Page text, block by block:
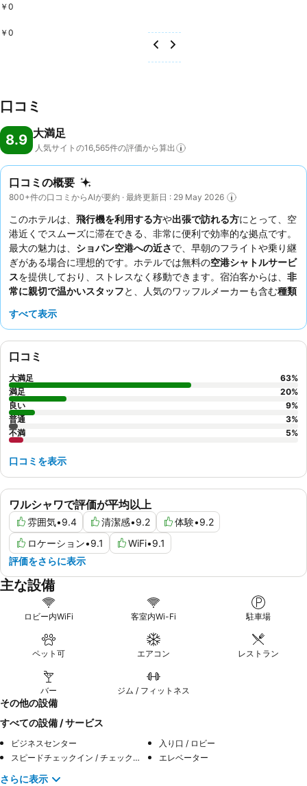
￥0
￥0
口コミ
8.9 大満足
人気サイトの16,565件の評価から算出
口コミの概要
800+件の口コミからAIが要約 · 最終更新日 : 29 May 2026
このホテルは、 飛行機を利用する方や出張で訪れる方にとって、空
港近くでスムーズに滞在できる、非常に便利で効率的な拠点です。
最大の魅力は、 ショパン空港への近さで、早朝のフライトや乗り継
ぎがある場合に理想的です。ホテルでは無料の空港シャトルサービ
スを提供しており、ストレスなく移動できます。宿泊客からは、 非
常に親切で温かいスタッフと、人気のワッフルメーカーも含む種類
に過ごしたい方には、庭園に面した部屋をリクエストすることをお
すべて表示
ワルシャワで評価が平均以上
雰囲気•9.4 清潔感•9.2 体験•9.2
ロケーション•9.1 WiFi•9.1
評価をさらに表示
口コミ
大満足 63%
満足
20%
良い
9%
普通
3%
不満
5%
口コミを表示
主な設備
ロビー内WiFi 客室内Wi-Fi 駐車場
ペット可 エアコン レストラン
バー ジム / フィットネス
その他の設備
すべての設備 / サービス
ビジネスセンター
入り口 / ロビー
スピードチェックイン / チェックアウト
エレベーター
さらに表示